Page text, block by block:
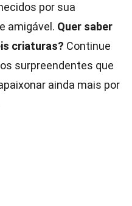
por sua
amigável. Quer saber
criaturas? Continue
surpreendentes que
ainda mais por